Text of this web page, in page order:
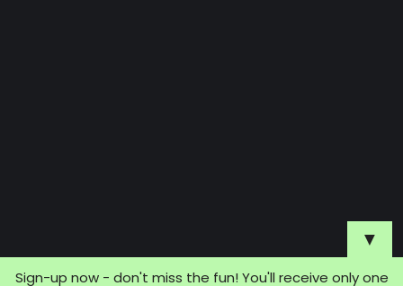
▼
Sign-up now - don't miss the fun! You'll receive only one